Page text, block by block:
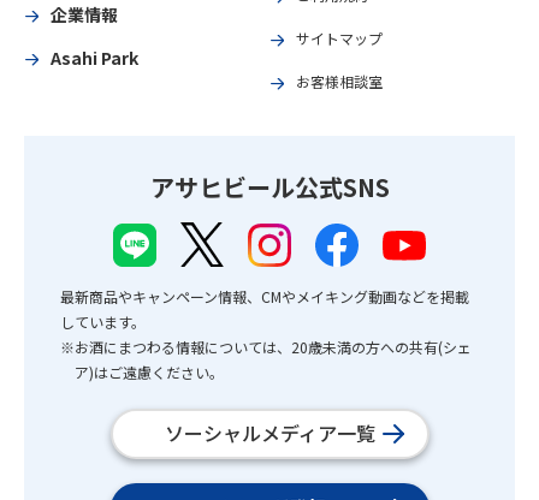
企業情報
Asahi Park
サイトマップ
お客様相談室
アサヒビール公式SNS
最新商品やキャンペーン情報、CMやメイキング動画などを掲載
しています。
※お酒にまつわる情報については、20歳未満の方への共有(シェ
ア)はご遠慮ください。
ソーシャルメディア一覧